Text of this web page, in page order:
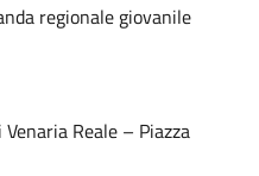
regionale giovanile
Venaria Reale – Piazza